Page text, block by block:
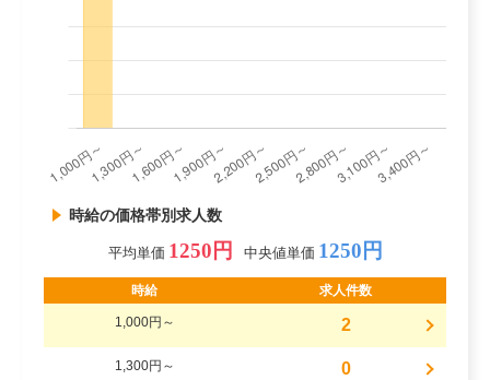
時給の価格帯別求人数
平均単価 1250円 中央値単価 1250円
時給 求人件数
1,000円～ 2
1,300円～ 0